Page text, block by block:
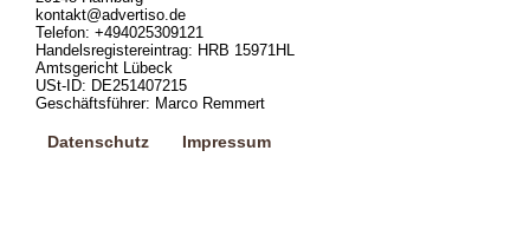
kontakt@advertiso.de
Telefon: +494025309121
Handelsregistereintrag: HRB 15971HL
Amtsgericht Lübeck
USt-ID: DE251407215
Geschäftsführer: Marco Remmert
Datenschutz Impressum